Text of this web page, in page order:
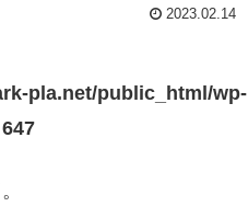
2023.02.14
pla.net/public_html/wp-
647